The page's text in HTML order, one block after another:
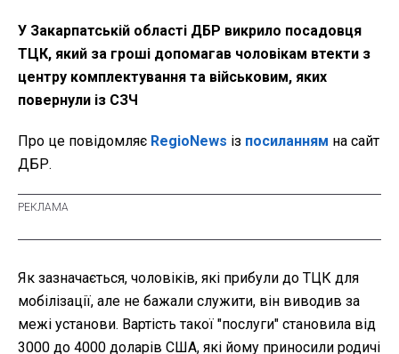
У Закарпатській області ДБР викрило посадовця
ТЦК, який за гроші допомагав чоловікам втекти з
центру комплектування та військовим, яких
повернули із СЗЧ
Про це повідомляє RegioNews із посиланням на сайт
ДБР.
Як зазначається, чоловіків, які прибули до ТЦК для
мобілізації, але не бажали служити, він виводив за
межі установи. Вартість такої "послуги" становила від
3000 до 4000 доларів США, які йому приносили родичі